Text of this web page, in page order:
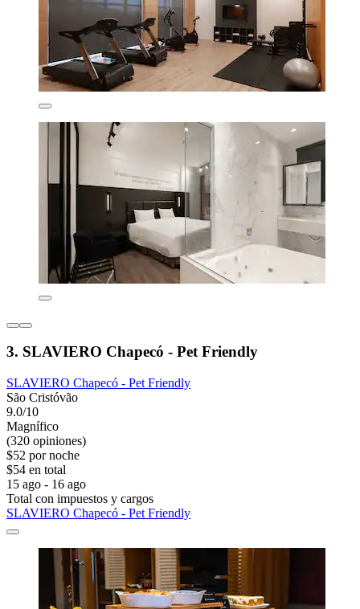
3. SLAVIERO Chapecó - Pet Friendly
SLAVIERO Chapecó - Pet Friendly
São Cristóvão
9.0/10
Magnífico
(320 opiniones)
$52 por noche
$54 en total
15 ago - 16 ago
Total con impuestos y cargos
SLAVIERO Chapecó - Pet Friendly